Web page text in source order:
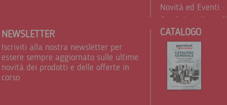
Novità ed Eventi
Condizioni di
Trattamento dei
NEWSLETTER
Iscriviti alla nostra newsletter per
essere sempre aggiornato sulle ultime
novità dei prodotti e delle offerte in
corso
CATALOGO